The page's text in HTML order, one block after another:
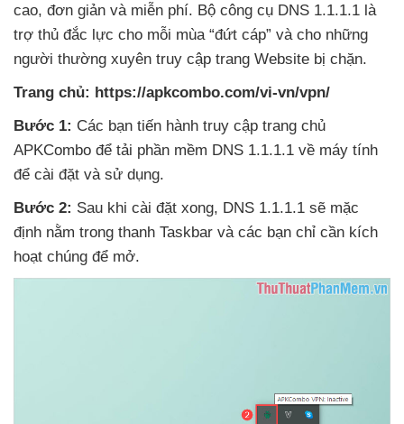
cao, đơn giản và miễn phí. Bộ công cụ DNS 1.1.1.1 là
trợ thủ đắc lực cho mỗi mùa “đứt cáp” và cho những
người thường xuyên truy cập trang Website bị chặn.
Trang chủ: https://apkcombo.com/vi-vn/vpn/
Bước 1: Các bạn tiến hành truy cập trang chủ
APKCombo để tải phần mềm DNS 1.1.1.1 về máy tính
để cài đặt và sử dụng.
Bước 2: Sau khi cài đặt xong, DNS 1.1.1.1 sẽ mặc
định nằm trong thanh Taskbar và các bạn chỉ cần kích
hoạt chúng để mở.